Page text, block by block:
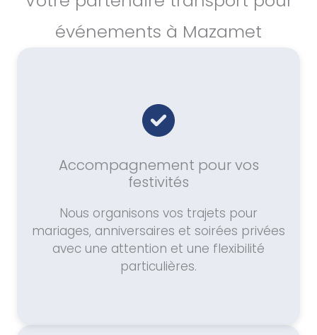
événements à Mazamet
Accompagnement pour vos
festivités
Nous organisons vos trajets pour
mariages, anniversaires et soirées privées
avec une attention et une flexibilité
particulières.